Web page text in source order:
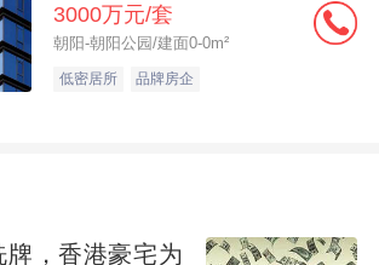
3000万元/套
朝阳-朝阳公园/建面0-0m²
低密居所 品牌房企
，香港豪宅为